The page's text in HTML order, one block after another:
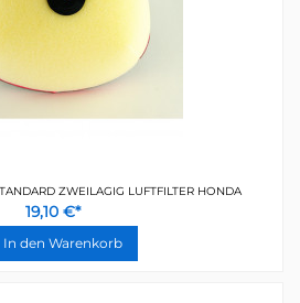
ZWEILAGIG LUFTFILTER HONDA
19,10 €*
In den Warenkorb